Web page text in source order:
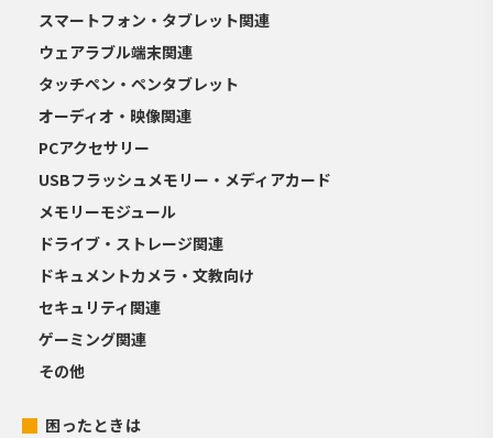
スマートフォン・タブレット関連
ウェアラブル端末関連
タッチペン・ペンタブレット
オーディオ・映像関連
PCアクセサリー
USBフラッシュメモリー・メディアカード
メモリーモジュール
ドライブ・ストレージ関連
ドキュメントカメラ・文教向け
セキュリティ関連
ゲーミング関連
その他
困ったときは